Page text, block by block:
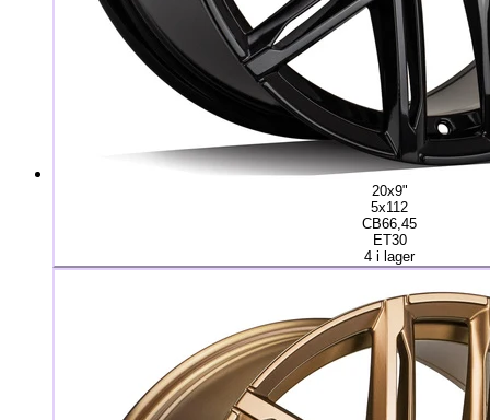
20x9"
5x112
CB66,45
ET30
4 i lager